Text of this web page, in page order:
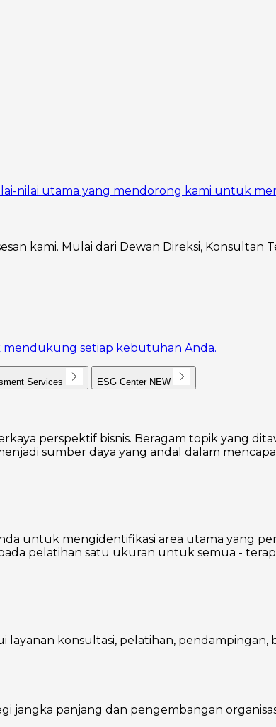
nilai utama yang mendorong kami untuk
kami. Mulai dari Dewan Direksi, Konsultan
mendukung setiap kebutuhan Anda.
Services ESG Center NEW
perspektif bisnis. Beragam topik yang
sumber daya yang andal dalam
untuk mengidentifikasi area utama yang
pelatihan satu ukuran untuk semua -
konsultasi, pelatihan, pendampingan,
panjang dan pengembangan